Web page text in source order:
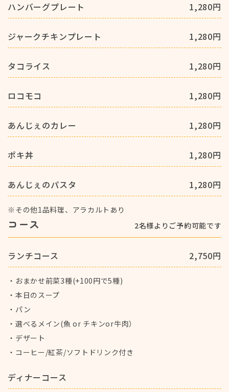
ハンバーグプレート 1,280円
ジャークチキンプレート 1,280円
タコライス 1,280円
ロコモコ 1,280円
あんじぇのカレー 1,280円
ポキ丼 1,280円
あんじぇのパスタ 1,280円
※その他1品料理、アラカルトあり
コース 2名様よりご予約可能です
ランチコース 2,750円
・ おまかせ前菜3種(+100円で5種)
・ 本日のスープ
・ パン
・ 選べるメイン(魚 or チキンor牛肉）
・ デザート
・ コーヒー/紅茶/ソフトドリンク付き
ディナーコース